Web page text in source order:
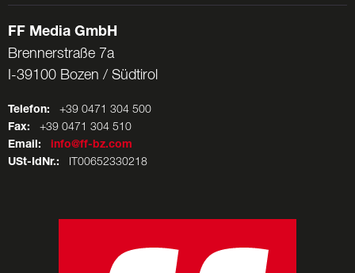
FF Media GmbH
Brennerstraße 7a
I-39100 Bozen / Südtirol
Telefon: +39 0471 304 500
Fax: +39 0471 304 510
Email:
info@ff-bz.com
USt-IdNr.: IT00652330218